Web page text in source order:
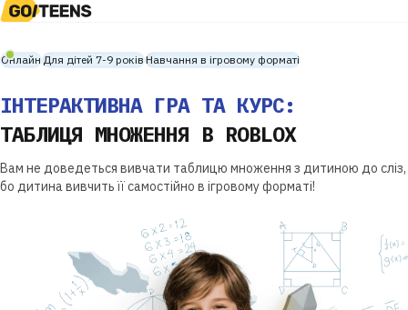
ОнлайнДля дітей 7-9 роківНавчання в ігровому форматі
ІНТЕРАКТИВНА ГРА ТА КУРС:
ТАБЛИЦЯ МНОЖЕННЯ В ROBLOX
Вам не доведеться вивчати таблицю множення з дитиною до сліз,
бо дитина вивчить її самостійно в ігровому форматі!